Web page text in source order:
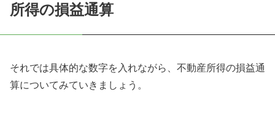
所得の損益通算
それでは具体的な数字を入れながら、不動産所得の損益通
算についてみていきましょう。